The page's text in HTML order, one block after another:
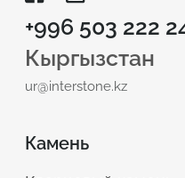
+996 503 222
Кыргызстан
ur@interstone.kz
Камень